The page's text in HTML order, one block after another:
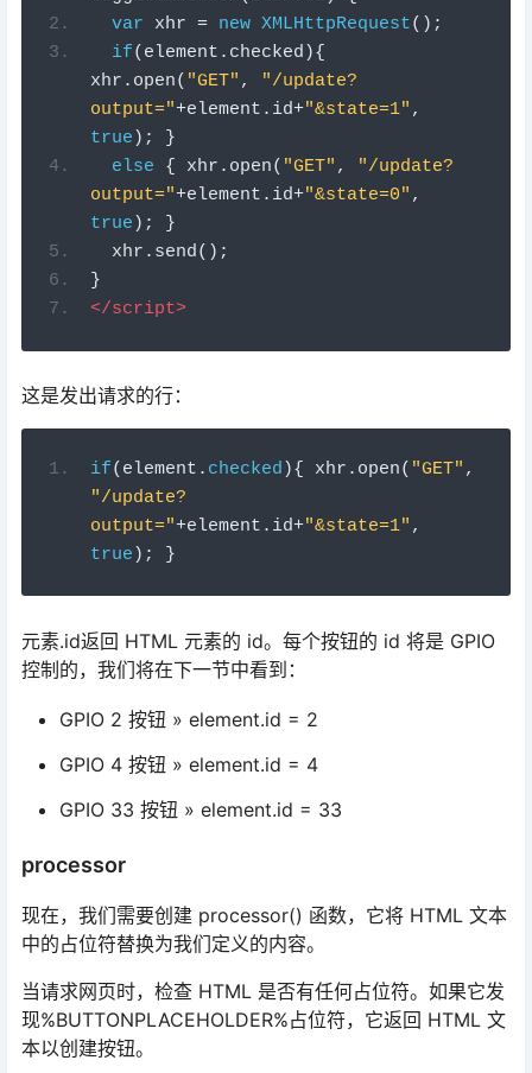
else
{ xhr .open("GET",
"/update?
output="+element.id+"&state=0"
true );
}
  xhr
.send();
}
</script>
这是发出请求的行：
if (element
"/update?
true); }
元素.id返回 HTML 元素的 id。每个按钮的 id 将是 GPIO
控制的，我们将在下一节中看到：
GPIO 2 按钮 » element.id = 2
GPIO 33 按钮 » element.id = 33
processor
现在，我们需要创建 processor() 函数，它将 HTML 文本
现%BUTTONPLACEHOLDER%占位符，它返回 HTML 文
//Serial.println(var);
if(var == "BUTTONPLACEHOLDER" ){
String